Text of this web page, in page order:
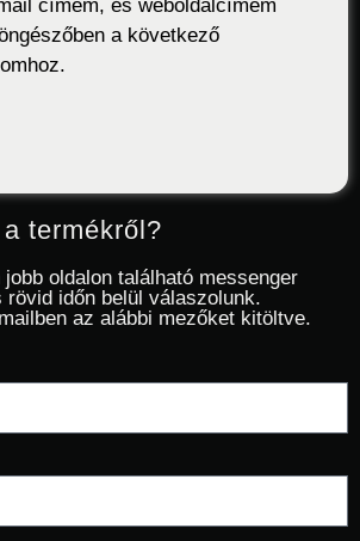
címem, és weboldalcímem
a következő
termékről?
oldalon található messenger
időn belül válaszolunk.
az alábbi mezőket kitöltve.